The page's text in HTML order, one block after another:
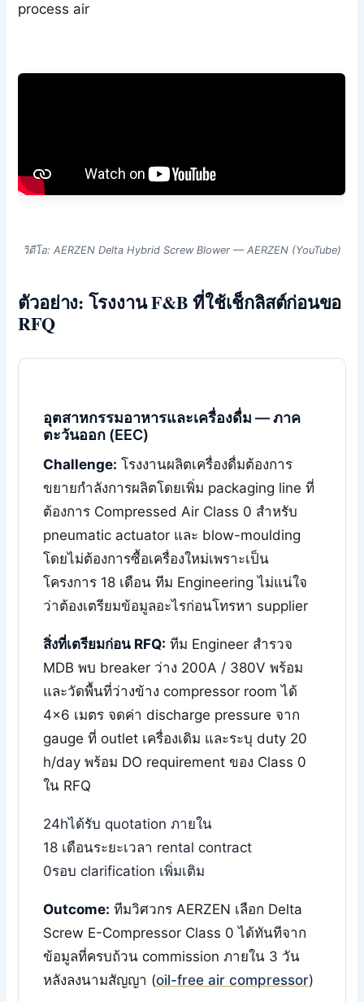
process air
วิดีโอ: AERZEN Delta Hybrid Screw Blower — AERZEN (YouTube)
ตัวอย่าง: โรงงาน F&B ที่ใช้เช็กลิสต์ก่อนขอ
RFQ
อุตสาหกรรมอาหารและเครื่องดื่ม — ภาค
ตะวันออก (EEC)
Challenge: โรงงานผลิตเครื่องดื่มต้องการ
ขยายกำลังการผลิตโดยเพิ่ม packaging line ที่
ต้องการ Compressed Air Class 0 สำหรับ
pneumatic actuator และ blow-moulding
โดยไม่ต้องการซื้อเครื่องใหม่เพราะเป็น
โครงการ 18 เดือน ทีม Engineering ไม่แน่ใจ
ว่าต้องเตรียมข้อมูลอะไรก่อนโทรหา supplier
สิ่งที่เตรียมก่อน RFQ: ทีม Engineer สำรวจ
MDB พบ breaker ว่าง 200A / 380V พร้อม
และวัดพื้นที่ว่างข้าง compressor room ได้
4×6 เมตร จดค่า discharge pressure จาก
gauge ที่ outlet เครื่องเดิม และระบุ duty 20
h/day พร้อม DO requirement ของ Class 0
ใน RFQ
24hได้รับ quotation ภายใน
18 เดือนระยะเวลา rental contract
0รอบ clarification เพิ่มเติม
Outcome: ทีมวิศวกร AERZEN เลือก Delta
Screw E-Compressor Class 0 ได้ทันทีจาก
ข้อมูลที่ครบถ้วน commission ภายใน 3 วัน
หลังลงนามสัญญา (oil-free air compressor)